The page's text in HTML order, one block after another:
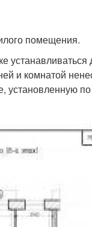
помещения.
и комнатой
установленную